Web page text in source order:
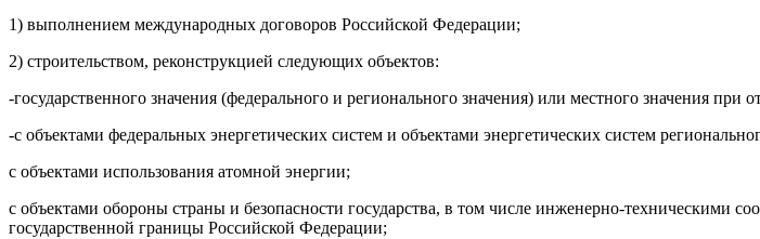
1) выполнением международных договоров Российской Федерации;
2) строительством, реконструкцией следующих объектов:
-государственного значения (федерального и регионального значения) или местного значения
-с объектами федеральных энергетических систем и объектами энергетических систем
с объектами использования атомной энергии;
с объектами обороны страны и безопасности государства, в том числе инженерно-
государственной границы Российской Федерации;